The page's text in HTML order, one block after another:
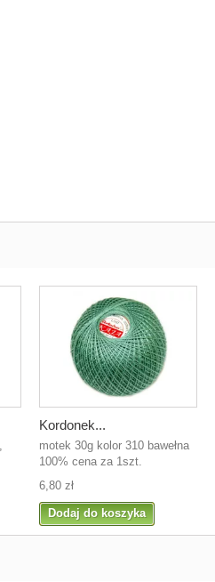
Kordonek...
motek 30g kolor 310 bawełna
100% cena za 1szt.
6,80 zł
Dodaj do koszyka